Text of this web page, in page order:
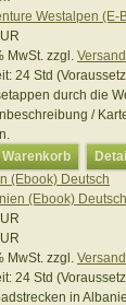
MwSt. zzgl.
24 Std
durch die
/
Warenkorb
(Ebook) Deutsch
MwSt. zzgl.
24 Std
in